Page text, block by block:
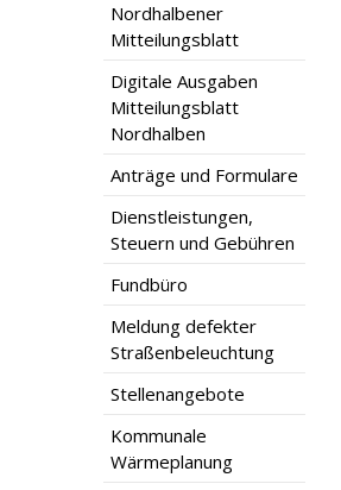
Nordhalbener
Mitteilungsblatt
Digitale Ausgaben
Mitteilungsblatt
Nordhalben
Anträge und Formulare
Dienstleistungen,
Steuern und Gebühren
Fundbüro
Meldung defekter
Straßenbeleuchtung
Stellenangebote
Kommunale
Wärmeplanung